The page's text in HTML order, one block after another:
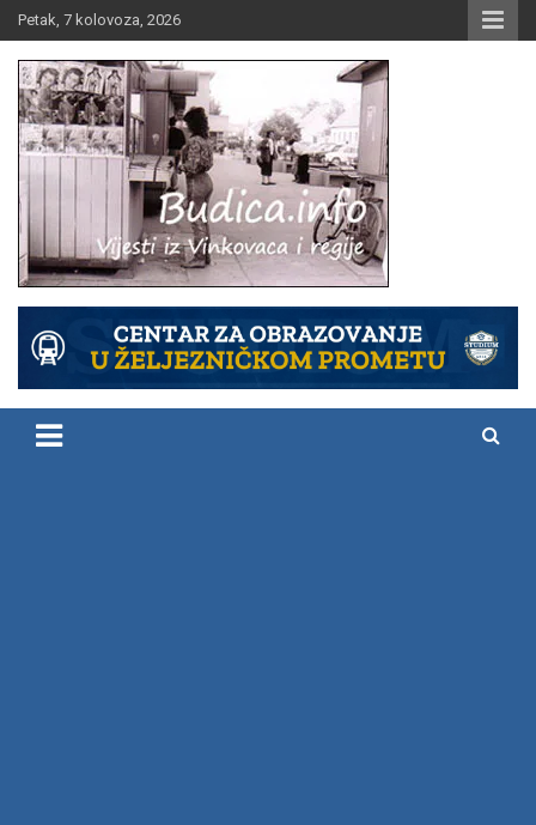
Skip
to
content
Petak, 7 kolovoza, 2026
Budica.info